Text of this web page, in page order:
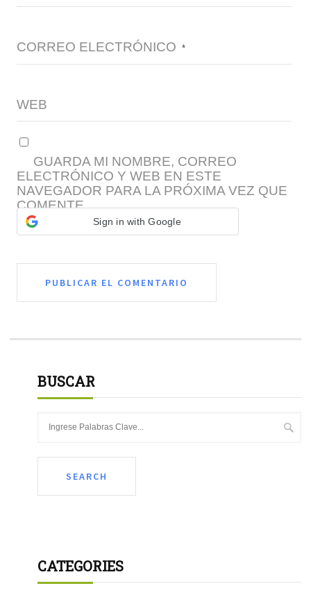
CORREO ELECTRÓNICO *
WEB
GUARDA MI NOMBRE, CORREO
ELECTRÓNICO Y WEB EN ESTE
NAVEGADOR PARA LA PRÓXIMA VEZ QUE
COMENTE.
Sign in with Google
BUSCAR
CATEGORIES